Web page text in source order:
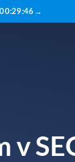
00:29:45 →